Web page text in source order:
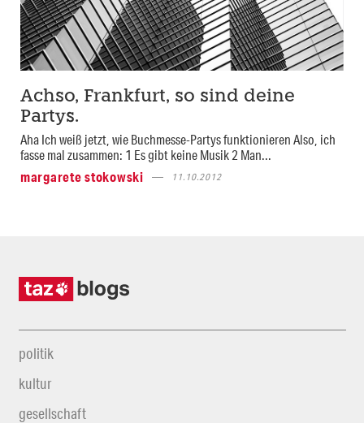
Achso, Frankfurt, so sind deine
Partys.
Aha Ich weiß jetzt, wie Buchmesse-Partys funktionieren Also, ich
fasse mal zusammen: 1 Es gibt keine Musik 2 Man...
margarete stokowski
11.10.2012
politik
kultur
gesellschaft